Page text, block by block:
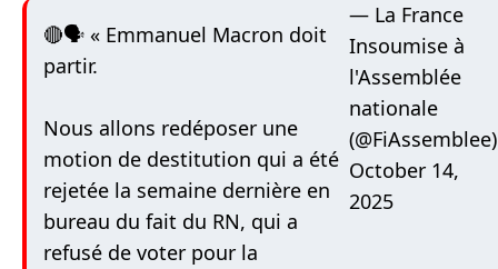
🔴🗣️ « Emmanuel Macron doit
partir.
Nous allons redéposer une
motion de destitution qui a été
rejetée la semaine dernière en
bureau du fait du RN, qui a
refusé de voter pour la
— La France
Insoumise à
l'Assemblée
nationale
(@FiAssemblee)
October 14,
2025